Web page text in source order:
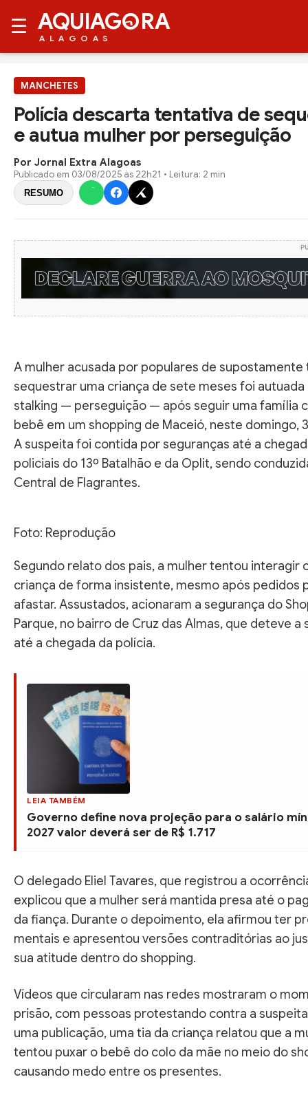
☰ AQUIAG RA
ALAGOAS
MANCHETES
Polícia descarta tentativa de
e autua mulher por perseguição
Por Jornal Extra Alagoas
Publicado em 03/08/2025 às 22h21 • Leitura: 2 min
RESUMO
A mulher acusada por populares de
sequestrar uma criança de sete meses foi autuada
stalking — perseguição — após seguir uma família
bebê em um shopping de Maceió, neste domingo,
A suspeita foi contida por seguranças até a
policiais do 13º Batalhão e da Oplit, sendo
Central de Flagrantes.
Foto: Reprodução
Segundo relato dos pais, a mulher tentou interagir
criança de forma insistente, mesmo após pedidos
afastar. Assustados, acionaram a segurança do
Parque, no bairro de Cruz das Almas, que deteve a
até a chegada da polícia.
LEIA TAMBÉM
Governo define nova projeção para o salário
2027 valor deverá ser de R$ 1.717
O delegado Eliel Tavares, que registrou a
explicou que a mulher será mantida presa até o
da fiança. Durante o depoimento, ela afirmou ter
mentais e apresentou versões contraditórias ao
sua atitude dentro do shopping.
Vídeos que circularam nas redes mostraram o
prisão, com pessoas protestando contra a
uma publicação, uma tia da criança relatou que a
tentou puxar o bebê do colo da mãe no meio do
causando medo entre os presentes.